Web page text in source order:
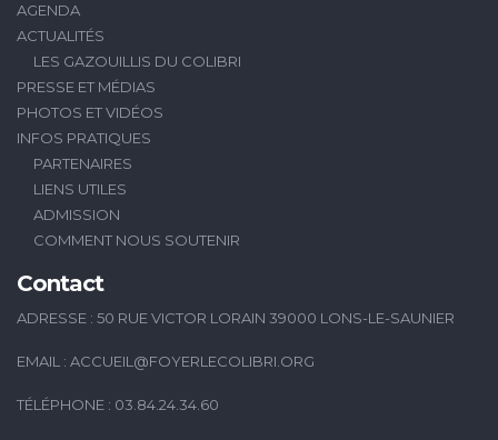
AGENDA
ACTUALITÉS
LES GAZOUILLIS DU COLIBRI
PRESSE ET MÉDIAS
PHOTOS ET VIDÉOS
INFOS PRATIQUES
PARTENAIRES
LIENS UTILES
ADMISSION
COMMENT NOUS SOUTENIR
Contact
ADRESSE : 50 RUE VICTOR LORAIN 39000 LONS-LE-SAUNIER
EMAIL : ACCUEIL@FOYERLECOLIBRI.ORG
TÉLÉPHONE : 03.84.24.34.60